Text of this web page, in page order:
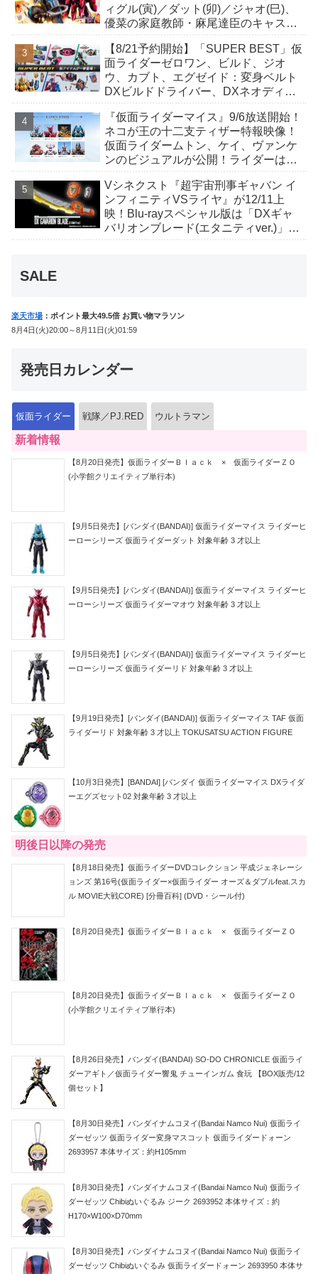
ィグル(寅)／ダット(卯)／ジャオ(巳)、
優菜の家庭教師・麻尾達臣のキャスト
んも変身！
【8/21予約開始】「SUPER BEST」仮
面ライダーゼロワン、ビルド、ジオ
ウ、カブト、エグゼイド：変身ベルト
DXビルドドライバー、DXネオディケ
か12点！
『仮面ライダーマイス』9/6放送開始！
ネコが王の十二支ティザー特報映像！
仮面ライダームトン、ケイ、ヴァンケ
ンのビジュアルが公開！ライダーは子
Vシネクスト『超宇宙刑事ギャバン イ
ンフィニティVSライヤ』が12/11上
映！Blu-rayスペシャル版は「DXギャ
バリオンブレード(エタニティver.)」
SALE
楽天市場 ：ポイント最大49.5倍 お買い物マラソン
8月4日(火)20:00～8月11日(火)01:59
発売日カレンダー
仮面ライダー 戦隊／PJ.RED ウルトラマン
新着情報
【8月20日発売】仮面ライダーＢｌａｃｋ × 仮面ライダーＺＯ
(小学館クリエイティブ単行本)
【9月5日発売】[バンダイ(BANDAI)] 仮面ライダーマイス ライダーヒ
ーローシリーズ 仮面ライダーダット 対象年齢 3 才以上
【9月5日発売】[バンダイ(BANDAI)] 仮面ライダーマイス ライダーヒ
ーローシリーズ 仮面ライダーマオウ 対象年齢 3 才以上
【9月5日発売】[バンダイ(BANDAI)] 仮面ライダーマイス ライダーヒ
ーローシリーズ 仮面ライダーリド 対象年齢 3 才以上
【9月19日発売】[バンダイ(BANDAI)] 仮面ライダーマイス TAF 仮面
ライダーリド 対象年齢 3 才以上 TOKUSATSU ACTION FIGURE
【10月3日発売】[BANDAI] [バンダイ 仮面ライダーマイス DXライダ
ーエグズセット02 対象年齢 3 才以上
明後日以降の発売
【8月18日発売】仮面ライダーDVDコレクション 平成ジェネレーシ
ョンズ 第16号(仮面ライダー×仮面ライダー オーズ＆ダブルfeat.スカ
ル MOVIE大戦CORE) [分冊百科] (DVD・シール付)
【8月20日発売】仮面ライダーＢｌａｃｋ × 仮面ライダーＺＯ
【8月20日発売】仮面ライダーＢｌａｃｋ × 仮面ライダーＺＯ
(小学館クリエイティブ単行本)
【8月26日発売】バンダイ(BANDAI) SO-DO CHRONICLE 仮面ライ
ダーアギト／仮面ライダー響鬼 チューインガム 食玩 【BOX販売/12
個セット】
【8月30日発売】バンダイナムコヌイ(Bandai Namco Nui) 仮面ライ
ダーゼッツ 仮面ライダー変身マスコット 仮面ライダードォーン
2693957 本体サイズ：約H105mm
【8月30日発売】バンダイナムコヌイ(Bandai Namco Nui) 仮面ライ
ダーゼッツ Chibiぬいぐるみ ジーク 2693952 本体サイズ：約
H170×W100×D70mm
【8月30日発売】バンダイナムコヌイ(Bandai Namco Nui) 仮面ライ
ダーゼッツ Chibiぬいぐるみ 仮面ライダードォーン 2693950 本体サ